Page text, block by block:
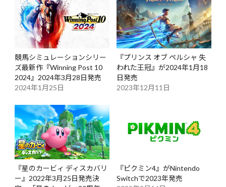
競馬シミュレーションシリー
ズ最新作『Winning Post 10
2024』2024年3月28日発売
2024年1月25日
『プリンス オブ ペルシャ 失
われた王冠』が2024年1月18
日発売
2023年12月11日
『星のカービィ ディスカバリ
ー』2022年3月25日発売決
『ピクミン4』がNintendo
Switchで2023年発売